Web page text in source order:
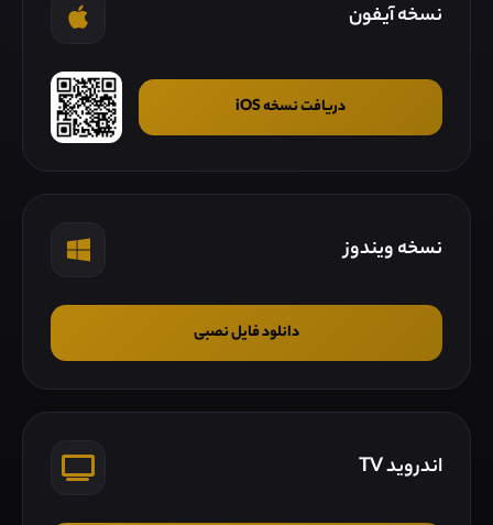
نسخه آیفون
دریافت نسخه iOS
نسخه ویندوز
دانلود فایل نصبی
اندروید TV